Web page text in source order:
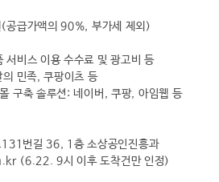
급가액의 90%, 부가세 제외)
비스 이용 수수료 및 광고비 등
민족, 쿠팡이츠 등
구축 솔루션: 네이버, 쿠팡, 아임웹 등
131번길 36, 1층 소상공인진흥과
(6.22. 9시 이후 도착건만 인정)